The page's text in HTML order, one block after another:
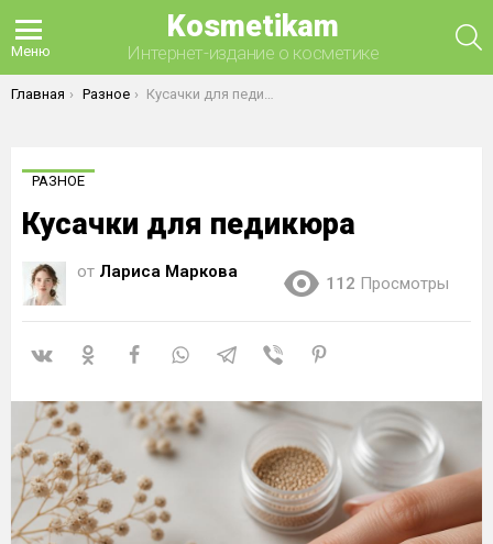
Меню
Kosmetikam
Интернет-издание о косметике
Вы здесь:
Главная Разное Кусачки для педикюра
РАЗНОЕ
Кусачки для педикюра
от Лариса Маркова
112 Просмотры